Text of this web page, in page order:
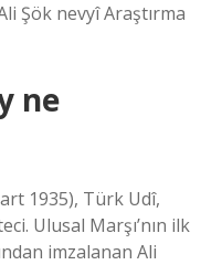
Şök nevyî Araştırma
ne
1935), Türk Udî,
Ulusal Marşı’nın ilk
imzalanan Ali